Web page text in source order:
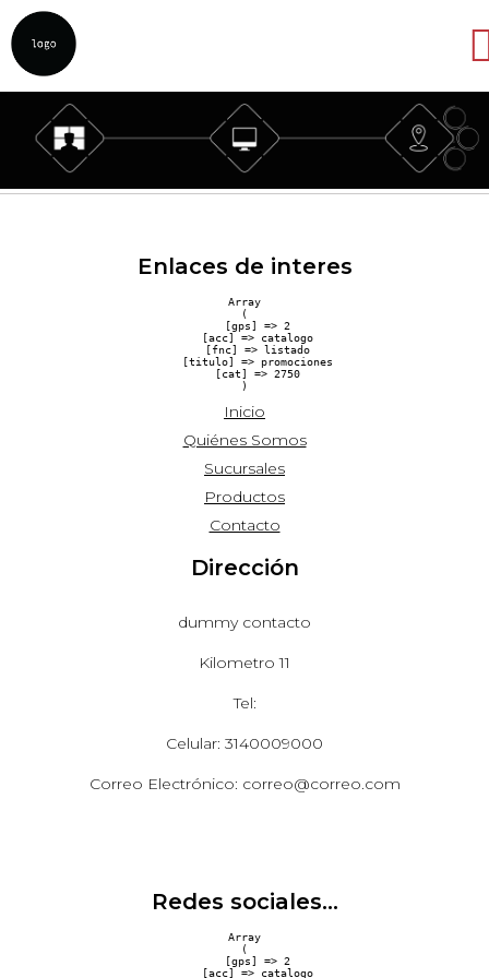
Enlaces de interes
Array
(
    [gps] => 2
    [acc] => catalogo
    [fnc] => listado
    [titulo] => promociones
    [cat] => 2750
Inicio
Quiénes Somos
Sucursales
Productos
Contacto
Dirección
dummy contacto
Kilometro 11
Tel:
Celular: 3140009000
Correo Electrónico: correo@correo.com
Redes sociales...
Array
(
    [gps] => 2
    [acc] => catalogo